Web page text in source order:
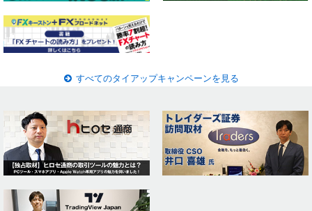
すべてのタイアップキャンペーンを見る